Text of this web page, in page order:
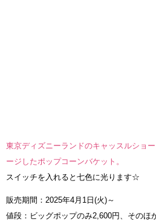
東京ディズニーランドのキャッスルショ
ージしたポップコーンバケット。
スイッチを入れると七色に光ります☆
販売期間：2025年4月1日(火)～
値段：ビッグポップのみ2,600円、そのほ